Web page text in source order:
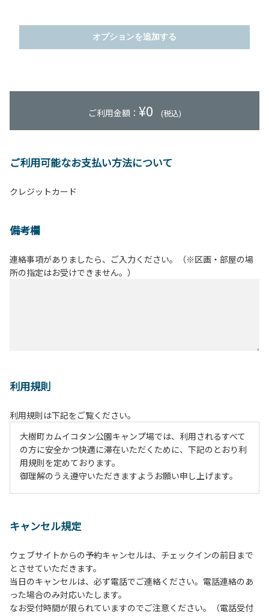
オプションを追加する
ご利用金額： ¥0 (税込)
ご利用可能なお支払い方法について
クレジットカード
備考欄
連絡事項がありましたら、ご入力ください。（※区画・部屋の場
所の指定はお受けできません。）
利用規則
利用規則は下記をご覧ください。
大樹町カムイコタン公園キャンプ場では、利用されるすべて
の方に安全かつ快適に滞在いただくために、下記のとおり利
用規則を定めております。
御理解のうえ遵守いただきますようお願い申し上げます。
２、中学生以下だけでの利用はできません。高校生以上の方
３、テントサイト（多目的広場を含む。）の使用は、事前に
予約いただいた方のみで、連泊の方を除き、正午からです。
基本的に、テント1張りにつき1区画の予約をお願いします。
管理棟にてチェックインの手続きを行ってください。午後3
時前にお越しの方は、午後3時になりましたら管理棟にて手
キャンセル規定
ウェブサイトからの予約キャンセルは、チェックインの前日まで
とさせていただきます。
当日のキャンセルは、必ず電話でご連絡ください。電話連絡のあ
った場合のみ対応いたします。
なお受付時間が限られていますのでご注意ください。（電話受付